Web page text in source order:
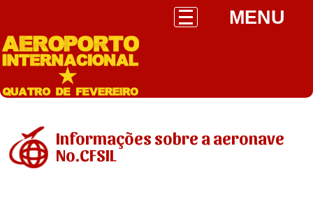
MENU
Informações sobre a aeronave
No.CFSIL